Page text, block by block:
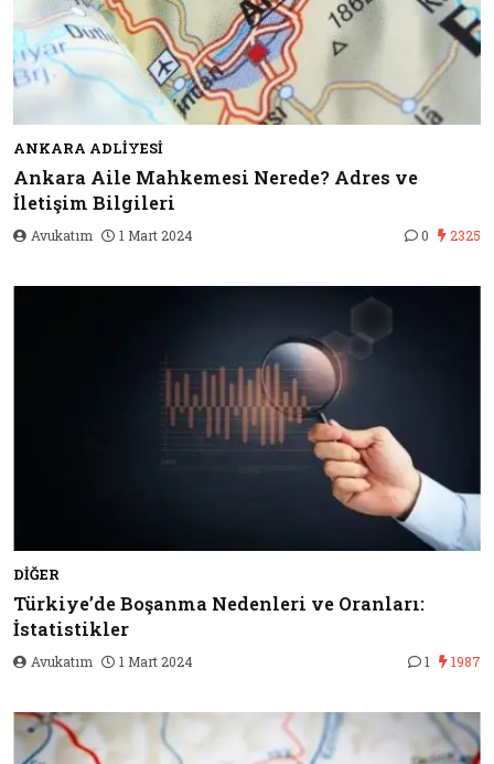
ANKARA ADLIYESI
Ankara Aile Mahkemesi Nerede? Adres ve
İletişim Bilgileri
Avukatım 1 Mart 2024 0 2325
DIĞER
Türkiye’de Boşanma Nedenleri ve Oranları:
İstatistikler
Avukatım 1 Mart 2024 1 1987